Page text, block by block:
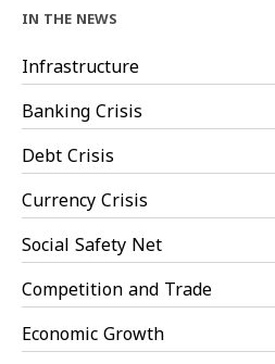
IN THE NEWS
Infrastructure
Banking Crisis
Debt Crisis
Currency Crisis
Social Safety Net
Competition and Trade
Economic Growth